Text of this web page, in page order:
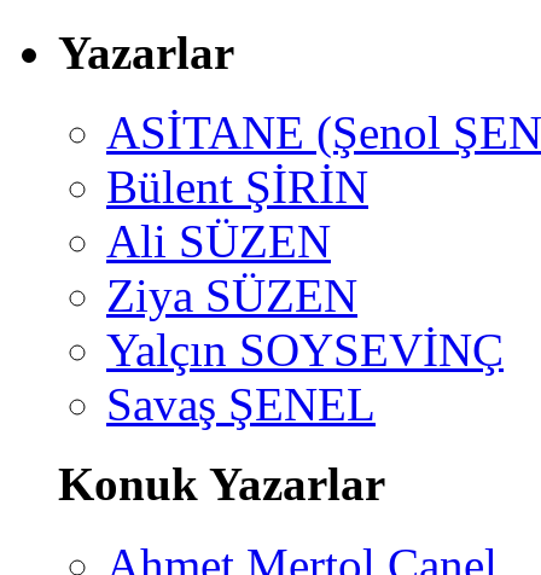
Yazarlar
ASİTANE (Şenol
Bülent ŞİRİN
Ali SÜZEN
Ziya SÜZEN
Yalçın SOYSEVİNÇ
Savaş ŞENEL
Konuk Yazarlar
Ahmet Mertol Canel